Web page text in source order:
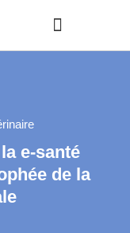
e-santé
de la